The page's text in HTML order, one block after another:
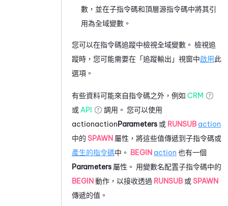
數，並在子指令碼和頂層源指令碼中將其引
用為全域變數。
您可以在指令碼追蹤中檢視全域變數。 檢視追
蹤時，您可能需要在「追蹤輸出」視窗中啟用此
選項。
有些資料可能來自指令碼之外，例如 CRM
或 API
調用。 您可以使用
actionactionParameters 或 RUNSUB action
中的 SPAWN 屬性，將這些值傳遞到子指令碼或
產生的指令碼中。 BEGIN action 也有一個
Parameters 屬性。 用變數名配置子指令碼中的
BEGIN動作，以接收透過 RUNSUB或SPAWN
傳遞的值。